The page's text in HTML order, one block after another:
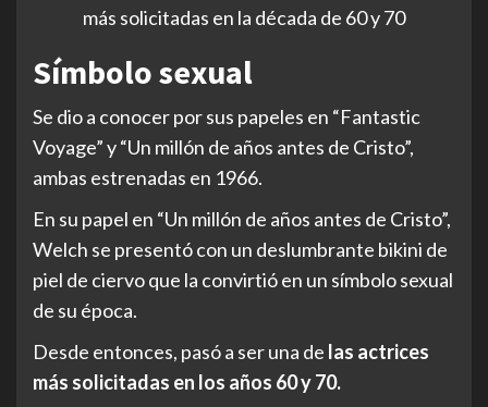
más solicitadas en la década de 60 y 70
Símbolo sexual
Se dio a conocer por sus papeles en “Fantastic
Voyage” y “Un millón de años antes de Cristo”,
ambas estrenadas en 1966.
En su papel en “Un millón de años antes de Cristo”,
Welch se presentó con un deslumbrante bikini de
piel de ciervo que la convirtió en un símbolo sexual
de su época.
Desde entonces, pasó a ser una de las actrices
más solicitadas en los años 60 y 70.